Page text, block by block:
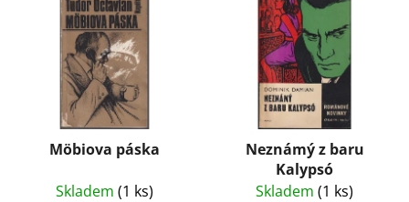
Möbiova páska
Skladem (1 ks)
Neznámý z baru
Kalypsó
Skladem (1 ks)